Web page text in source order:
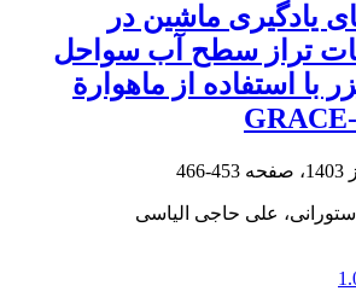
یادگیری ماشین در
تراز سطح آب سواحل
با استفاده از ماهوارة
453-466
علی حاجی الیاسی